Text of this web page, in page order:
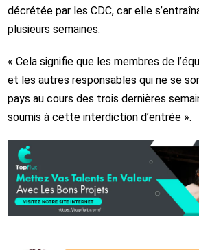
décrétée par les CDC, car elle
plusieurs semaines.
« Cela signifie que les membres de
et les autres responsables qui ne se
pays au cours des trois dernières
soumis à cette interdiction d’entrée ».